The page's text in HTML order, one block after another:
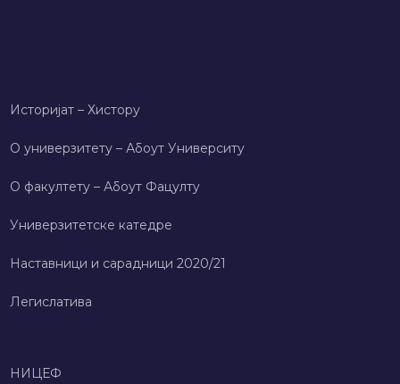
Историјат – Хисторy
О универзитету – Абоут Университy
О факултету – Абоут Фацултy
Универзитетске катедре
Наставници и сарадници 2020/21
Легислатива
НИЦЕФ